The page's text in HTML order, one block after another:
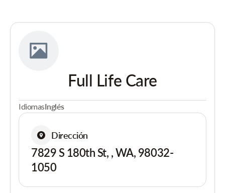
Full Life Care
IdiomasInglés
Dirección
7829 S 180th St, , WA, 98032-
1050